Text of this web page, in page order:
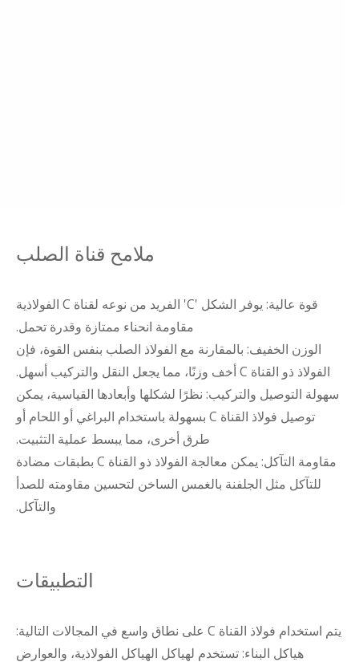
ملامح قناة الصلب
قوة عالية: يوفر الشكل 'C' الفريد من نوعه لقناة C الفولاذية
مقاومة انحناء ممتازة وقدرة تحمل.
الوزن الخفيف: بالمقارنة مع الفولاذ الصلب بنفس القوة، فإن
الفولاذ ذو القناة C أخف وزنًا، مما يجعل النقل والتركيب أسهل.
سهولة التوصيل والتركيب: نظرًا لشكلها وأبعادها القياسية، يمكن
توصيل فولاذ القناة C بسهولة باستخدام البراغي أو اللحام أو
طرق أخرى، مما يبسط عملية التثبيت.
مقاومة التآكل: يمكن معالجة الفولاذ ذو القناة C بطبقات مضادة
للتآكل مثل الجلفنة بالغمس الساخن لتحسين مقاومته للصدأ
والتآكل.
التطبيقات
يتم استخدام فولاذ القناة C على نطاق واسع في المجالات التالية:
هياكل البناء: تستخدم لهياكل الهياكل الفولاذية، والعوارض